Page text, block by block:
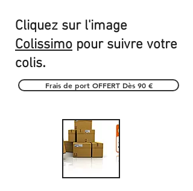
Cliquez sur l'image
Colissimo pour suivre votre
colis.
Frais de port OFFERT Dès 90 €